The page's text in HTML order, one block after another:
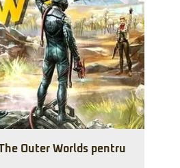
Outer Worlds pentru